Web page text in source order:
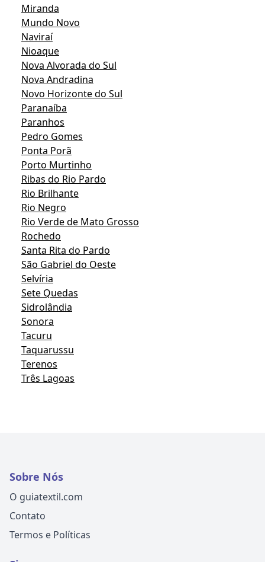
Miranda
Mundo Novo
Naviraí
Nioaque
Nova Alvorada do Sul
Nova Andradina
Novo Horizonte do Sul
Paranaíba
Paranhos
Pedro Gomes
Ponta Porã
Porto Murtinho
Ribas do Rio Pardo
Rio Brilhante
Rio Negro
Rio Verde de Mato Grosso
Rochedo
Santa Rita do Pardo
São Gabriel do Oeste
Selvíria
Sete Quedas
Sidrolândia
Sonora
Tacuru
Taquarussu
Terenos
Três Lagoas
Sobre Nós
O guiatextil.com
Contato
Termos e Políticas